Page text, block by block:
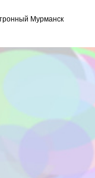
Мурманск